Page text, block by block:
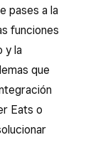
pases a la
funciones
y la
que
Eats o